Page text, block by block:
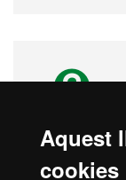
Aquest
cookies